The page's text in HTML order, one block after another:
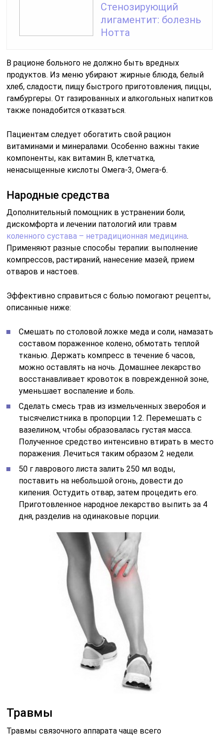
Стенозирующий
лигаментит: болезнь
Нотта
В рационе больного не должно быть вредных
продуктов. Из меню убирают жирные блюда, белый
хлеб, сладости, пищу быстрого приготовления, пиццы,
гамбургеры. От газированных и алкогольных напитков
также понадобится отказаться.
Пациентам следует обогатить свой рацион
витаминами и минералами. Особенно важны такие
компоненты, как витамин В, клетчатка,
ненасыщенные кислоты Омега-3, Омега-6.
Народные средства
Дополнительный помощник в устранении боли,
дискомфорта и лечении патологий или травм
коленного сустава – нетрадиционная медицина.
Применяют разные способы терапии: выполнение
компрессов, растираний, нанесение мазей, прием
отваров и настоев.
Эффективно справиться с болью помогают рецепты,
описанные ниже:
Смешать по столовой ложке меда и соли, намазать
составом пораженное колено, обмотать теплой
тканью. Держать компресс в течение 6 часов,
можно оставлять на ночь. Домашнее лекарство
восстанавливает кровоток в поврежденной зоне,
уменьшает воспаление и боль.
Сделать смесь трав из измельченных зверобоя и
тысячелистника в пропорции 1:2. Перемешать с
вазелином, чтобы образовалась густая масса.
Полученное средство интенсивно втирать в место
поражения. Лечиться таким образом 2 недели.
50 г лаврового листа залить 250 мл воды,
поставить на небольшой огонь, довести до
кипения. Остудить отвар, затем процедить его.
Приготовленное народное лекарство выпить за 4
дня, разделив на одинаковые порции.
Травмы
Травмы связочного аппарата чаще всего